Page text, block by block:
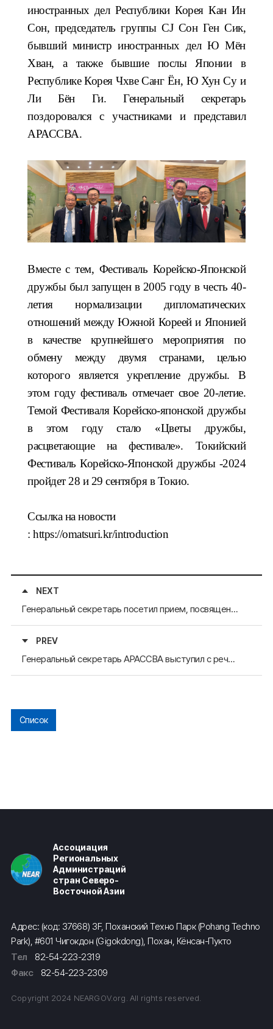
иностранных дел Республики Корея Кан Ин
Сон, председатель группы CJ Сон Ген Сик,
бывший министр иностранных дел Ю Мён
Хван, а также бывшие послы Японии в
Республике Корея Чхве Санг Ён, Ю Хун Су и
Ли Бён Ги. Генеральный секретарь
поздоровался с участниками и представил
АРАССВА.
Вместе с тем, Фестиваль Корейско-Японской
дружбы был запущен в 2005 году в честь 40-
летия нормализации дипломатических
отношений между Южной Кореей и Японией
в качестве крупнейшего мероприятия по
обмену между двумя странами, целью
которого является укрепление дружбы. В
этом году фестиваль отмечает свое 20-летие.
Темой Фестиваля Корейско-японской дружбы
в этом году стало «Цветы дружбы,
расцветающие на фестивале». Токийский
Фестиваль Корейско-Японской дружбы -2024
пройдет 28 и 29 сентября в Токио.
Ссылка на новости
: https://omatsuri.kr/introduction
NEXT
Генеральный секретарь посетил прием, посвященный Дню образования КНР
PREV
Генеральный секретарь АРАССВА выступил с речью на церемонии открытия Международного молодежного лагеря в г. Пхохане 2024 года
Список
Ассоциация
Региональных
Администраций
стран Северо-
Восточной Азии
Адрес: (код: 37668) 3F, Поханский Техно Парк (Pohang Techno
Park), #601 Чигокдон (Gigokdong), Похан, Кёнсан-Пукто
Тел
82-54-223-2319
Факс
82-54-223-2309
Copyright 2024 NEARGOV.org. All rights reserved.